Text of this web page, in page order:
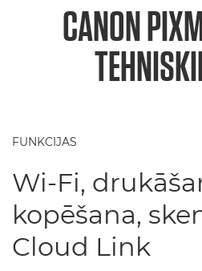
PIXMA G3501 - Printeri
CANON
FUNKCIJAS
Wi-Fi,
kopēšana,
Cloud Link